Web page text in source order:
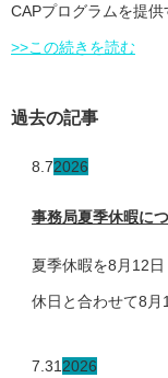
CAPプログラムを提供
>>この続きを読む
過去の記事
8.72026
事務局夏季休暇に
夏季休暇を8月12
休日と合わせて8
7.312026